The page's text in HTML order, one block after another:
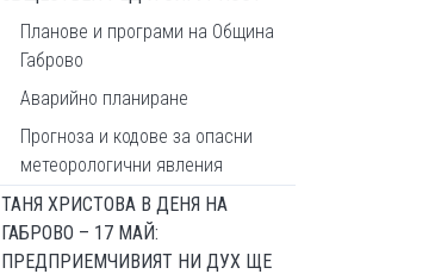
Планове и програми на Община
Габрово
Аварийно планиране
Прогноза и кодове за опасни
метеорологични явления
ТАНЯ ХРИСТОВА В ДЕНЯ НА
ГАБРОВО – 17 МАЙ:
ПРЕДПРИЕМЧИВИЯТ НИ ДУХ ЩЕ